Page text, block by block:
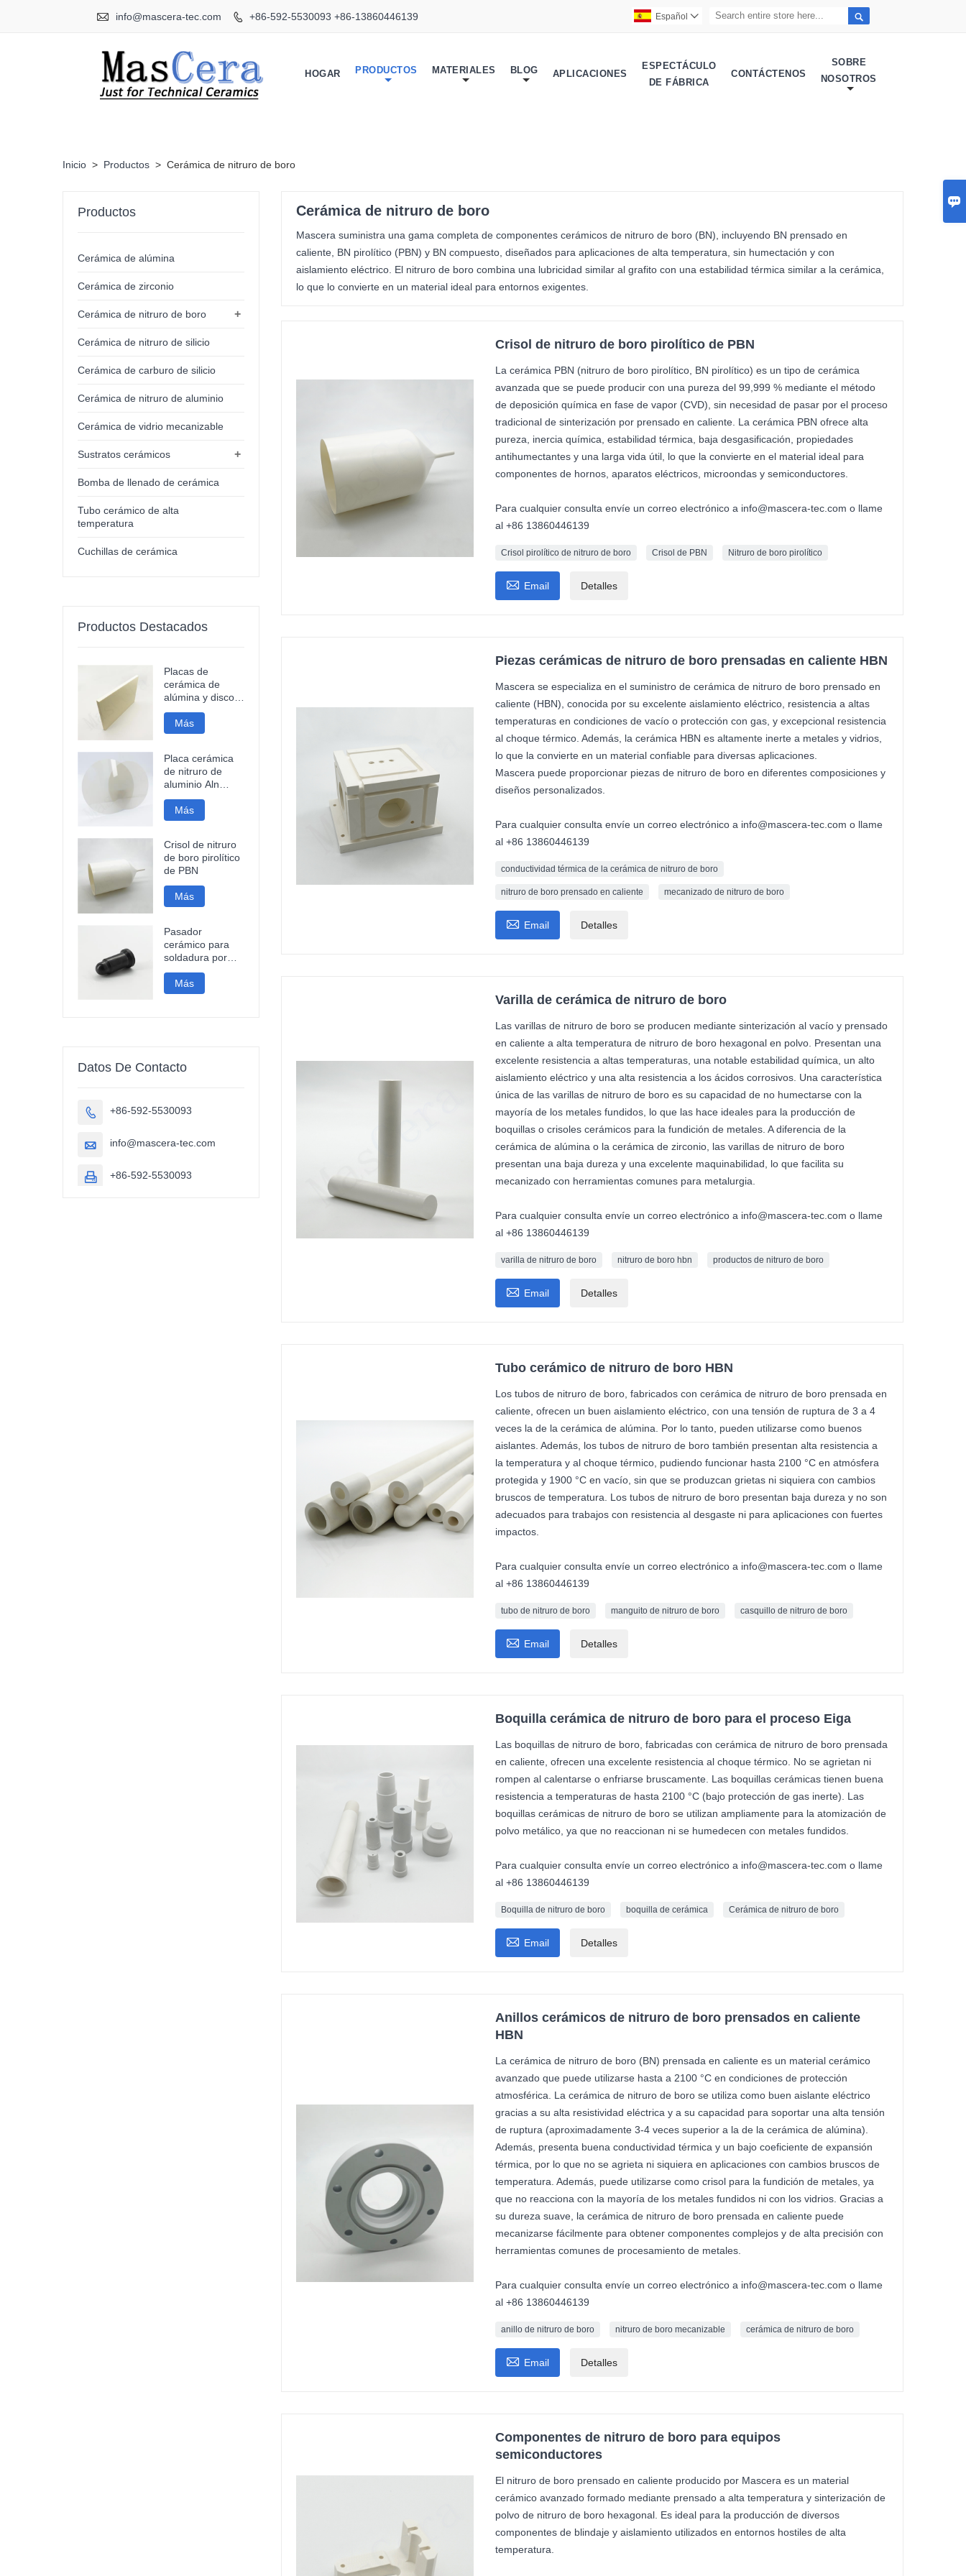

 info@mascera-tec.com  +86-592-5530093 +86-13860446139 
Español 
HOGAR PRODUCTOS MATERIALES BLOG APLICACIONES
ESPECTÁCULO
DE FÁBRICA
CONTÁCTENOS
SOBRE
NOSOTROS
Inicio > Productos > Cerámica de nitruro de boro
Cerámica de nitruro de boro
Mascera suministra una gama completa de componentes cerámicos de nitruro de boro (BN), incluyendo BN prensado en
caliente, BN pirolítico (PBN) y BN compuesto, diseñados para aplicaciones de alta temperatura, sin humectación y con
aislamiento eléctrico. El nitruro de boro combina una lubricidad similar al grafito con una estabilidad térmica similar a la cerámica,
lo que lo convierte en un material ideal para entornos exigentes.
Crisol de nitruro de boro pirolítico de PBN
La cerámica PBN (nitruro de boro pirolítico, BN pirolítico) es un tipo de cerámica
avanzada que se puede producir con una pureza del 99,999 % mediante el método
de deposición química en fase de vapor (CVD), sin necesidad de pasar por el proceso
tradicional de sinterización por prensado en caliente. La cerámica PBN ofrece alta
pureza, inercia química, estabilidad térmica, baja desgasificación, propiedades
antihumectantes y una larga vida útil, lo que la convierte en el material ideal para
componentes de hornos, aparatos eléctricos, microondas y semiconductores.
Para cualquier consulta envíe un correo electrónico a info@mascera-tec.com o llame
al +86 13860446139
Crisol pirolítico de nitruro de boro Crisol de PBN Nitruro de boro pirolítico
 Email Detalles
Piezas cerámicas de nitruro de boro prensadas en caliente HBN
Mascera se especializa en el suministro de cerámica de nitruro de boro prensado en
caliente (HBN), conocida por su excelente aislamiento eléctrico, resistencia a altas
temperaturas en condiciones de vacío o protección con gas, y excepcional resistencia
al choque térmico. Además, la cerámica HBN es altamente inerte a metales y vidrios,
lo que la convierte en un material confiable para diversas aplicaciones.
Mascera puede proporcionar piezas de nitruro de boro en diferentes composiciones y
diseños personalizados.
Para cualquier consulta envíe un correo electrónico a info@mascera-tec.com o llame
al +86 13860446139
conductividad térmica de la cerámica de nitruro de boro
nitruro de boro prensado en caliente mecanizado de nitruro de boro
 Email Detalles
Varilla de cerámica de nitruro de boro
Las varillas de nitruro de boro se producen mediante sinterización al vacío y prensado
en caliente a alta temperatura de nitruro de boro hexagonal en polvo. Presentan una
excelente resistencia a altas temperaturas, una notable estabilidad química, un alto
aislamiento eléctrico y una alta resistencia a los ácidos corrosivos. Una característica
única de las varillas de nitruro de boro es su capacidad de no humectarse con la
mayoría de los metales fundidos, lo que las hace ideales para la producción de
boquillas o crisoles cerámicos para la fundición de metales. A diferencia de la
cerámica de alúmina o la cerámica de zirconio, las varillas de nitruro de boro
presentan una baja dureza y una excelente maquinabilidad, lo que facilita su
mecanizado con herramientas comunes para metalurgia.
Para cualquier consulta envíe un correo electrónico a info@mascera-tec.com o llame
al +86 13860446139
varilla de nitruro de boro nitruro de boro hbn productos de nitruro de boro
 Email Detalles
Tubo cerámico de nitruro de boro HBN
Los tubos de nitruro de boro, fabricados con cerámica de nitruro de boro prensada en
caliente, ofrecen un buen aislamiento eléctrico, con una tensión de ruptura de 3 a 4
veces la de la cerámica de alúmina. Por lo tanto, pueden utilizarse como buenos
aislantes. Además, los tubos de nitruro de boro también presentan alta resistencia a
la temperatura y al choque térmico, pudiendo funcionar hasta 2100 °C en atmósfera
protegida y 1900 °C en vacío, sin que se produzcan grietas ni siquiera con cambios
bruscos de temperatura. Los tubos de nitruro de boro presentan baja dureza y no son
adecuados para trabajos con resistencia al desgaste ni para aplicaciones con fuertes
impactos.
Para cualquier consulta envíe un correo electrónico a info@mascera-tec.com o llame
al +86 13860446139
tubo de nitruro de boro manguito de nitruro de boro casquillo de nitruro de boro
 Email Detalles
Boquilla cerámica de nitruro de boro para el proceso Eiga
Las boquillas de nitruro de boro, fabricadas con cerámica de nitruro de boro prensada
en caliente, ofrecen una excelente resistencia al choque térmico. No se agrietan ni
rompen al calentarse o enfriarse bruscamente. Las boquillas cerámicas tienen buena
resistencia a temperaturas de hasta 2100 °C (bajo protección de gas inerte). Las
boquillas cerámicas de nitruro de boro se utilizan ampliamente para la atomización de
polvo metálico, ya que no reaccionan ni se humedecen con metales fundidos.
Para cualquier consulta envíe un correo electrónico a info@mascera-tec.com o llame
al +86 13860446139
Boquilla de nitruro de boro boquilla de cerámica Cerámica de nitruro de boro
 Email Detalles
Anillos cerámicos de nitruro de boro prensados en caliente
HBN
La cerámica de nitruro de boro (BN) prensada en caliente es un material cerámico
avanzado que puede utilizarse hasta a 2100 °C en condiciones de protección
atmosférica. La cerámica de nitruro de boro se utiliza como buen aislante eléctrico
gracias a su alta resistividad eléctrica y a su capacidad para soportar una alta tensión
de ruptura (aproximadamente 3-4 veces superior a la de la cerámica de alúmina).
Además, presenta buena conductividad térmica y un bajo coeficiente de expansión
térmica, por lo que no se agrieta ni siquiera en aplicaciones con cambios bruscos de
temperatura. Además, puede utilizarse como crisol para la fundición de metales, ya
que no reacciona con la mayoría de los metales fundidos ni con los vidrios. Gracias a
su dureza suave, la cerámica de nitruro de boro prensada en caliente puede
mecanizarse fácilmente para obtener componentes complejos y de alta precisión con
herramientas comunes de procesamiento de metales.
Para cualquier consulta envíe un correo electrónico a info@mascera-tec.com o llame
al +86 13860446139
anillo de nitruro de boro nitruro de boro mecanizable cerámica de nitruro de boro
 Email Detalles
Componentes de nitruro de boro para equipos
semiconductores
El nitruro de boro prensado en caliente producido por Mascera es un material
cerámico avanzado formado mediante prensado a alta temperatura y sinterización de
polvo de nitruro de boro hexagonal. Es ideal para la producción de diversos
componentes de blindaje y aislamiento utilizados en entornos hostiles de alta
temperatura.
Productos
Cerámica de alúmina
Cerámica de zirconio
+
Cerámica de nitruro de boro
Cerámica de nitruro de silicio
Cerámica de carburo de silicio
Cerámica de nitruro de aluminio
Cerámica de vidrio mecanizable
+
Sustratos cerámicos
Bomba de llenado de cerámica
Tubo cerámico de alta
temperatura
Cuchillas de cerámica
Productos Destacados
Placas de
cerámica de
alúmina y discos
de cerámica de
gran tamaño
Más
Placa cerámica
de nitruro de
aluminio Aln
pulida a espejo
Más
Crisol de nitruro
de boro pirolítico
de PBN
Más
Pasador
cerámico para
soldadura por
proyección
Más
Datos De Contacto
 +86-592-5530093
 info@mascera-tec.com
 +86-592-5530093